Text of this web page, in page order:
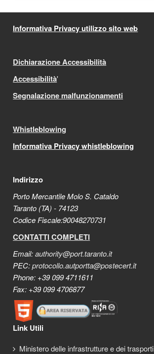
Informativa Privacy utilizzo sito web
Dichiarazione Accessibilità
Accessibilità'
Segnalazione malfunzionamenti
Whistleblowing
Informativa Privacy whistleblowing
Indirizzo
Porto Mercantile Molo S. Cataldo
Taranto (TA) - 74123
Codice Fiscale:90048270731
CONTATTI COMPLETI
Email:authority@port.taranto.it
PEC:protocollo.autportta@postecert.it
Phone: +39 099 4711611
Fax: +39 099 4706877
Link Utili
Ministero delle infrastrutture e dei trasporti